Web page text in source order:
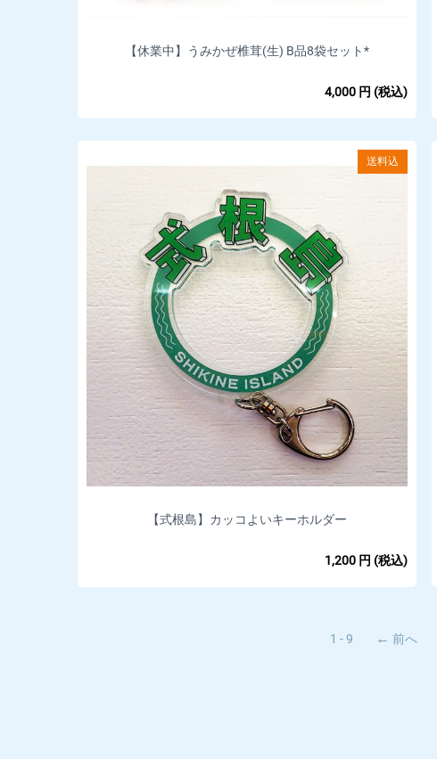
【休業中】うみかぜ椎茸(生) B品8袋セット*
4,000 円 (税込)
送料込
【式根島】カッコよいキーホルダー
1,200 円 (税込)
1 - 9 前へ